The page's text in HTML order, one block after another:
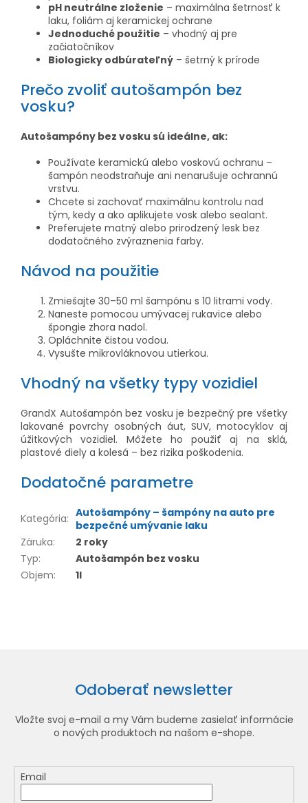
pH neutrálne zloženie – maximálna šetrnosť k
laku, foliám aj keramickej ochrane
Jednoduché použitie – vhodný aj pre
začiatočníkov
Biologicky odbúrateľný – šetrný k prírode
Prečo zvoliť autošampón bez
vosku?
Autošampóny bez vosku sú ideálne, ak:
Používate keramickú alebo voskovú ochranu –
šampón neodstraňuje ani nenarušuje ochrannú
vrstvu.
Chcete si zachovať maximálnu kontrolu nad
tým, kedy a ako aplikujete vosk alebo sealant.
Preferujete matný alebo prirodzený lesk bez
dodatočného zvýraznenia farby.
Návod na použitie
Zmiešajte 30–50 ml šampónu s 10 litrami vody.
Naneste pomocou umývacej rukavice alebo
špongie zhora nadol.
Opláchnite čistou vodou.
Vysušte mikrovláknovou utierkou.
Vhodný na všetky typy vozidiel
GrandX Autošampón bez vosku je bezpečný pre všetky
lakované povrchy osobných áut, SUV, motocyklov aj
úžitkových vozidiel. Môžete ho použiť aj na sklá,
plastové diely a kolesá – bez rizika poškodenia.
Dodatočné parametre
Kategória: Autošampóny – šampóny na auto pre
bezpečné umývanie laku
Záruka:
2 roky
Typ:
Autošampón bez vosku
Objem: 1l
Odoberať newsletter
Vložte svoj e-mail a my Vám budeme zasielať informácie
o nových produktoch na našom e-shope.
Email